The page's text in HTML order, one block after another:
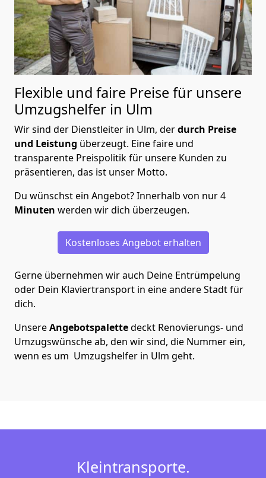
Flexible und faire Preise für unsere
Umzugshelfer in Ulm
Wir sind der Dienstleiter in Ulm, derdurch Preise
und Leistung überzeugt. Eine faire und
transparente Preispolitik für unsere Kunden zu
präsentieren, das ist unser Motto.
Du wünschst ein Angebot? Innerhalb von nur 4
Minuten werden wir dich überzeugen.
Kostenloses Angebot erhalten
Gerne übernehmen wir auch Deine Entrümpelung
oder Dein Klaviertransport in eine andere Stadt für
dich.
UnsereAngebotspalettedeckt Renovierungs- und
Umzugswünsche ab, den wir sind, die Nummer ein,
wenn es um Umzugshelfer in Ulm geht.
Kleintransporte.